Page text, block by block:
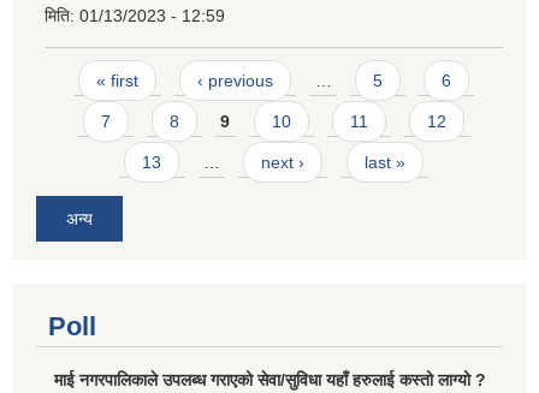
मिति: 01/13/2023 - 12:59
Pages
« first ‹ previous … 5 6
7 8 9 10 11 12
13 … next › last »
अन्य
Poll
माई नगरपालिकाले उपलब्ध गराएको सेवा/सुविधा यहाँ हरुलाई कस्तो लाग्यो ?